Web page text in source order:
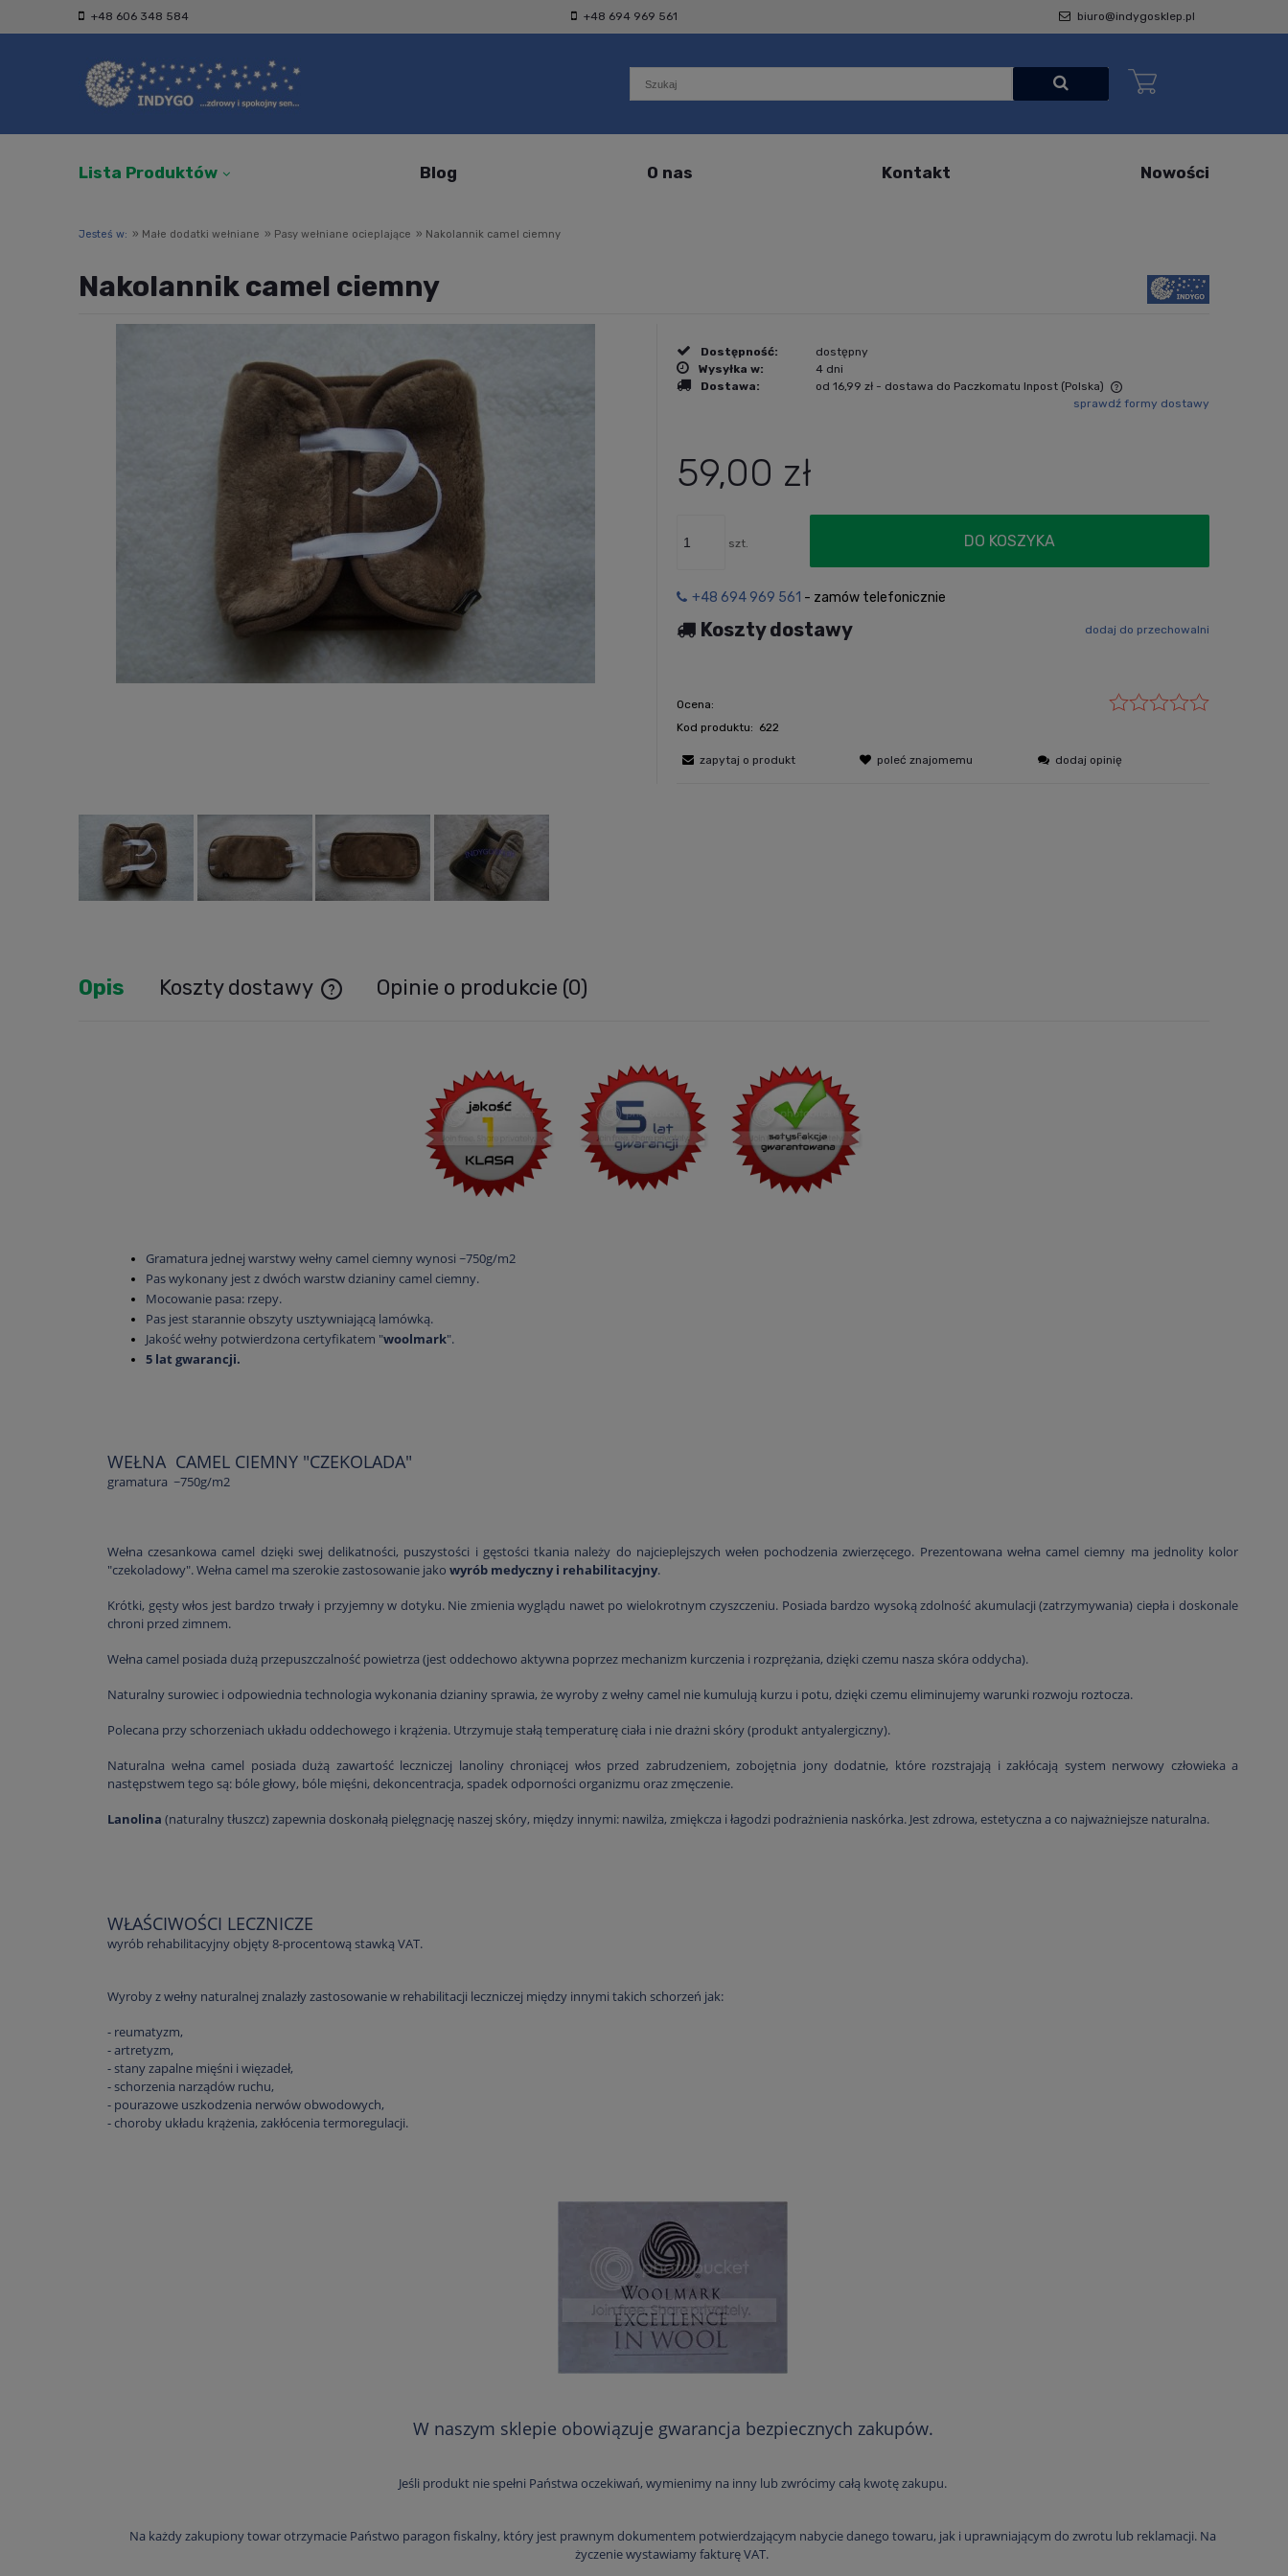
+48 606 348 584 +48 694 969 561 biuro@indygosklep.pl
Lista Produktów Blog O nas Kontakt Nowości
Jesteś w: » Małe dodatki wełniane » Pasy wełniane ocieplające » Nakolannik camel ciemny
Nakolannik camel ciemny
Dostępność:
dostępny
Wysyłka w:
4 dni
Dostawa:
od 16,99 zł - dostawa do Paczkomatu Inpost (Polska)
sprawdź formy dostawy
59,00 zł
szt. DO KOSZYKA
+48 694 969 561 - zamów telefonicznie
dodaj do przechowalni
Koszty dostawy
Ocena:
Kod produktu: 622
zapytaj o produkt poleć znajomemu dodaj opinię
Opis Koszty dostawy Opinie o produkcie (0)
Gramatura jednej warstwy wełny camel ciemny wynosi ~750g/m2
Pas wykonany jest z dwóch warstw dzianiny camel ciemny.
Mocowanie pasa: rzepy.
Pas jest starannie obszyty usztywniającą lamówką.
Jakość wełny potwierdzona certyfikatem "woolmark".
5 lat gwarancji.
WEŁNA CAMEL CIEMNY "CZEKOLADA"
gramatura ~750g/m2
Wełna czesankowa camel dzięki swej delikatności, puszystości i gęstości tkania należy do najcieplejszych wełen pochodzenia zwierzęcego. Prezentowana wełna camel ciemny ma jednolity kolor
"czekoladowy". Wełna camel ma szerokie zastosowanie jako wyrób medyczny i rehabilitacyjny.
Krótki, gęsty włos jest bardzo trwały i przyjemny w dotyku. Nie zmienia wyglądu nawet po wielokrotnym czyszczeniu. Posiada bardzo wysoką zdolność akumulacji (zatrzymywania) ciepła i doskonale
chroni przed zimnem.
Wełna camel posiada dużą przepuszczalność powietrza (jest oddechowo aktywna poprzez mechanizm kurczenia i rozprężania, dzięki czemu nasza skóra oddycha).
Naturalny surowiec i odpowiednia technologia wykonania dzianiny sprawia, że wyroby z wełny camel nie kumulują kurzu i potu, dzięki czemu eliminujemy warunki rozwoju roztocza.
Polecana przy schorzeniach układu oddechowego i krążenia. Utrzymuje stałą temperaturę ciała i nie drażni skóry (produkt antyalergiczny).
Naturalna wełna camel posiada dużą zawartość leczniczej lanoliny chroniącej włos przed zabrudzeniem, zobojętnia jony dodatnie, które rozstrajają i zakłócają system nerwowy człowieka a
następstwem tego są: bóle głowy, bóle mięśni, dekoncentracja, spadek odporności organizmu oraz zmęczenie.
Lanolina (naturalny tłuszcz) zapewnia doskonałą pielęgnację naszej skóry, między innymi: nawilża, zmiękcza i łagodzi podrażnienia naskórka. Jest zdrowa, estetyczna a co najważniejsze naturalna.
WŁAŚCIWOŚCI LECZNICZE
wyrób rehabilitacyjny objęty 8-procentową stawką VAT.
Wyroby z wełny naturalnej znalazły zastosowanie w rehabilitacji leczniczej między innymi takich schorzeń jak:
- reumatyzm,
- artretyzm,
- stany zapalne mięśni i więzadeł,
- schorzenia narządów ruchu,
- pourazowe uszkodzenia nerwów obwodowych,
- choroby układu krążenia, zakłócenia termoregulacji.
W naszym sklepie obowiązuje gwarancja bezpiecznych zakupów.
Jeśli produkt nie spełni Państwa oczekiwań, wymienimy na inny lub zwrócimy całą kwotę zakupu.
Na każdy zakupiony towar otrzymacie Państwo paragon fiskalny, który jest prawnym dokumentem potwierdzającym nabycie danego towaru, jak i uprawniającym do zwrotu lub reklamacji. Na
życzenie wystawiamy fakturę VAT.